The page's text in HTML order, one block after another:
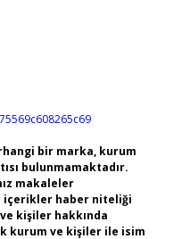
bir marka, kurum
bulunmamaktadır.
makaleler
içerikler haber niteliği
kişiler hakkında
kurum ve kişiler ile isim